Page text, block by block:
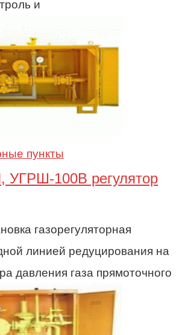
и
пункты
УГРШ-100В регулятор
газорегуляторная
линией редуцирования на
давления газа прямоточного